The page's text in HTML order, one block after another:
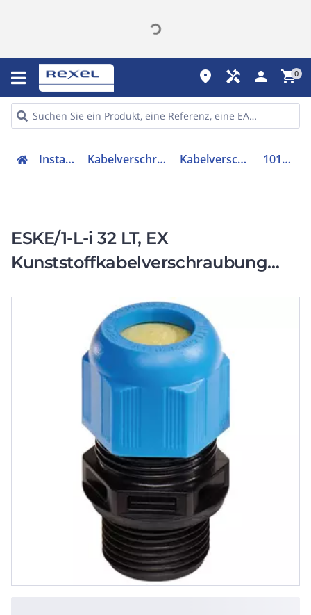
place handyman person shopping_cart0
Installation Kabelverschraubungen Kabelverschraubung 10103457
ESKE/1-L-i 32 LT, EX
Kunststoffkabelverschraubung
Eigensicherheit